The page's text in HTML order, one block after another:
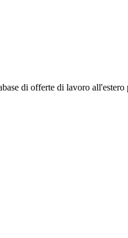
di offerte di lavoro